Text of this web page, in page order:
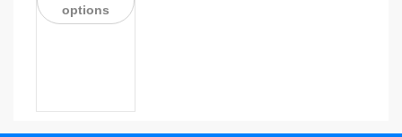
options